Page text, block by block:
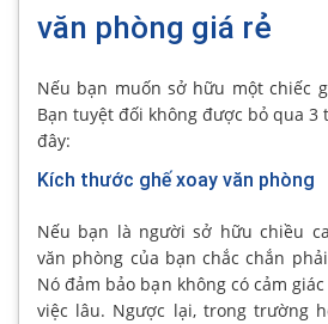
văn phòng giá rẻ
Nếu bạn muốn sở hữu một chiếc
Bạn tuyệt đối không được bỏ qua
đây:
Kích thước ghế xoay văn phòng
Nếu bạn là người sở hữu chiều
văn phòng của bạn chắc chắn
Nó đảm bảo bạn không có cảm
việc lâu. Ngược lại, trong trường